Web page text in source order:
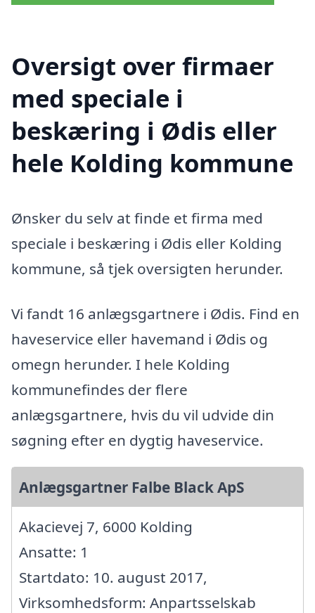
Oversigt over firmaer
med speciale i
beskæring i Ødis eller
hele Kolding kommune
Ønsker du selv at finde et firma med
speciale i beskæring i Ødis eller Kolding
kommune, så tjek oversigten herunder.
Vi fandt 16 anlægsgartnere i Ødis. Find en
haveservice eller havemand i Ødis og
omegn herunder. I hele Kolding
kommunefindes der flere
anlægsgartnere, hvis du vil udvide din
søgning efter en dygtig haveservice.
Anlægsgartner Falbe Black ApS
Akacievej 7, 6000 Kolding
Ansatte: 1
Startdato: 10. august 2017,
Virksomhedsform: Anpartsselskab